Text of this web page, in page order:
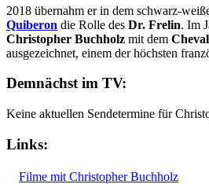
2018 übernahm er in dem schwarz-
Quiberon die Rolle des Dr. Frelin. Im
Christopher Buchholz mit dem
ausgezeichnet, einem der höchsten
Demnächst im TV:
Keine aktuellen Sendetermine für
Links:
Filme mit Christopher Buchholz